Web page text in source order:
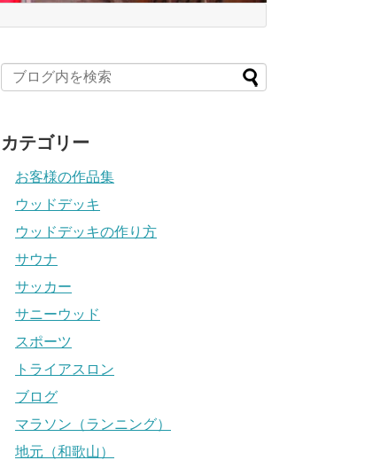
カテゴリー
お客様の作品集
ウッドデッキ
ウッドデッキの作り方
サウナ
サッカー
サニーウッド
スポーツ
トライアスロン
ブログ
マラソン（ランニング）
地元（和歌山）